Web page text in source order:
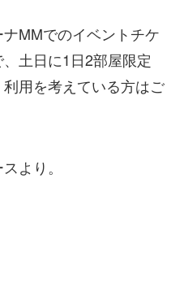
MMでのイベントチケ
土日に1日2部屋限定
用を考えている方はご
より。